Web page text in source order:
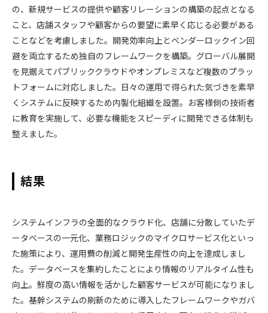
の、新規サービスの提供や顧客リレーションの構築の起点となる
こと、店舗スタッフや顧客からの要望に素早く応じる必要がある
ことなどを考慮しました。開発効率向上とベンダーロックイン回
避を両立するため独自のフレームワークを構築。グローバル展開
を見据えてパブリッククラウドやオンプレミスなど複数のプラッ
トフォームに対応しました。日々の運用で得られた気づきを素早
くシステムに反映するため内製化組織を設置。お客様側の技術者
に教育を実施して、必要な機能をスピーディに開発できる体制も
整えました。
結果
システムインフラの全面的なクラウド化、店舗に分散していたデ
ータベースの一元化、業務ロジックのマイクロサービス化といっ
た施策により、運用費の削減と開発生産性の向上を達成しまし
た。データベースを集約したことにより情報のリアルタイム性も
向上。鮮度の高い情報を活かした顧客サービスが可能になりまし
た。基幹システムの刷新のために導入したフレームワークやガバ